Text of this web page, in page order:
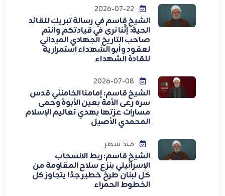
الشيخ قاسم في رسالة تبريك للقائد
الحية: إنَّنا نرى في قيادتكم وأنتم
صاحب التاريخ الجهادي الميداني
لعقود وأبو الشهداء استمراريةً
للقادة الشهداء
الشيخ قاسم: إمامنا الخامنئي قدس
سره رعى الأمة بعين الأبوة وحمى
مسارات عزتها بهدي تعاليم الإسلام
المحمدي الأصيل
منذ شهر
الشيخ قاسم: ربط الانسحاب
الإسرائيلي بنزع سلاح المقاومة من
كل لبنان طرحٌ خطير جدًا يتجاوز كل
الخطوط الحمراء